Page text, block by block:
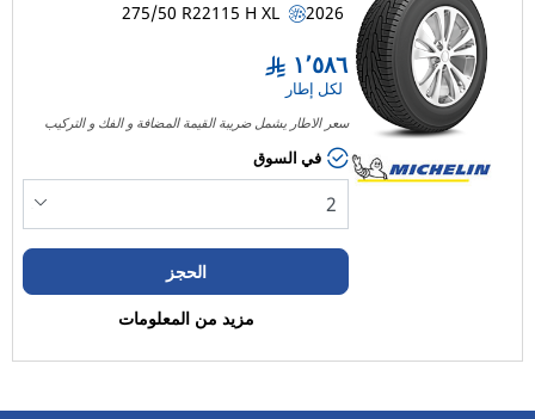
كل الأنواع (1)
نوع المركبة
كل الأنواع (1)
رَن فلات
275/50 R22115 H XL 2026
١٬٥٨٦
لكل إطار
سعر الاطار يشمل ضريبة القيمة المضافة و الفك و التركيب
في السوق
الحجز
مزيد من المعلومات